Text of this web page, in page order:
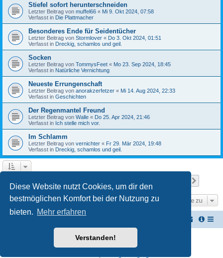
Diese Website nutzt Cookies, um dir den
bestmöglichen Komfort bei der Nutzung zu
bieten. Mehr erfahren
Verstanden!
Stiefel sofort herunterschneiden
Letzter Beitrag von muffel66 « Mi 9. Okt 2024, 07:58
Verfasst in Die Plattmacher
Besonderes Ende für Seidentücher
Letzter Beitrag von Stormlover « Do 3. Okt 2024, 01:51
Verfasst in Dreckig, schamlos und geil.
Socken
Letzter Beitrag von TommysFeet « Mo 23. Sep 2024, 18:45
Verfasst in Natürliche Vernichtung
Neueste Errungenschaft
Letzter Beitrag von anorakzerfetzer « Mi 14. Aug 2024, 22:33
Verfasst in Geschichten
Der Regenmantel Freund
Letzter Beitrag von Walle « Do 25. Apr 2024, 21:46
Verfasst in Ich stelle mich vor.
Im Schlamm
Letzter Beitrag von vernichter « Fr 29. Mär 2024, 19:48
Verfasst in Dreckig, schamlos und geil.
Gehe zu
Powered byphpBB® Forum Software © phpBB Limited
phpBB.de